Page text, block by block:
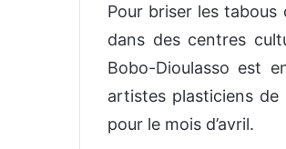
Pour briser les
dans des centres
Bobo-Dioulasso est
artistes plasticiens
pour le mois d’avril.